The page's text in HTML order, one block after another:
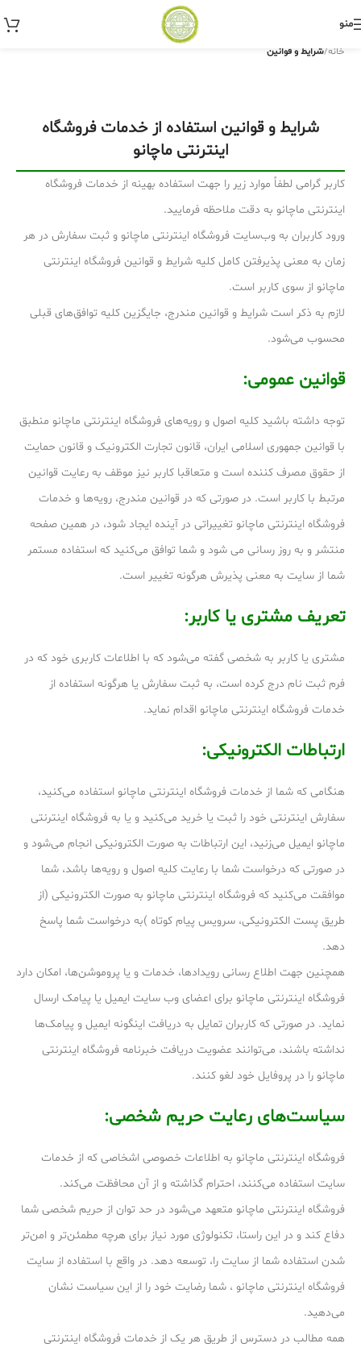
منو
خانه/شرایط و قوانین
شرایط و قوانین استفاده از خدمات فروشگاه
اینترنتی ماچانو
کاربر گرامی لطفاً موارد زیر را جهت استفاده بهینه از خدمات فروشگاه
اینترنتی ماچانو به دقت ملاحظه فرمایید.
ورود کاربران به وب‏‌سایت فروشگاه اینترنتی ماچانو و ثبت سفارش در هر
زمان به معنی پذیرفتن کامل کلیه شرایط و قوانین فروشگاه اینترنتی
ماچانو از سوی کاربر است.
لازم به ذکر است شرایط و قوانین مندرج، جایگزین کلیه توافق‏‌های قبلی
محسوب می‏‌شود.
قوانین عمومی:
توجه داشته باشید کلیه اصول و رویه‏‌های فروشگاه اینترنتی ماچانو منطبق
با قوانین جمهوری اسلامی ایران، قانون تجارت الکترونیک و قانون حمایت
از حقوق مصرف کننده است و متعاقبا کاربر نیز موظف به رعایت قوانین
مرتبط با کاربر است. در صورتی که در قوانین مندرج، رویه‏‌ها و خدمات
فروشگاه اینترنتی ماچانو تغییراتی در آینده ایجاد شود، در همین صفحه
منتشر و به روز رسانی می شود و شما توافق می‏‌کنید که استفاده مستمر
شما از سایت به معنی پذیرش هرگونه تغییر است.
تعریف مشتری یا کاربر:
مشتری یا کاربر به شخصی گفته می‌شود که با اطلاعات کاربری خود که در
فرم ثبت نام درج کرده است، به ثبت سفارش یا هرگونه استفاده از
خدمات فروشگاه اینترنتی ماچانو اقدام نماید.
ارتباطات الکترونیکی:
هنگامی که شما از خدمات فروشگاه اینترنتی ماچانو استفاده می‏‌کنید،
سفارش اینترنتی خود را ثبت یا خرید می‏‌کنید و یا به فروشگاه اینترنتی
ماچانو ایمیل می‏‌زنید، این ارتباطات به صورت الکترونیکی انجام می‏‌شود و
در صورتی که درخواست شما با رعایت کلیه اصول و رویه‏‌ها باشد، شما
موافقت می‌‏کنید که فروشگاه اینترنتی ماچانو به صورت الکترونیکی (از
طریق پست الکترونیکی، سرویس پیام کوتاه )به درخواست شما پاسخ
دهد.
همچنین جهت اطلاع رسانی رویدادها، خدمات و یا پروموشن‌ها، امکان دارد
فروشگاه اینترنتی ماچانو برای اعضای وب سایت ایمیل یا پیامک ارسال
نماید. در صورتی که کاربران تمایل به دریافت اینگونه ایمیل و پیامک‌ها
نداشته باشند، می‌توانند عضویت دریافت خبرنامه فروشگاه اینترنتی
ماچانو را در پروفایل خود لغو کنند.
سیاست‏‌های رعایت حریم شخصی:
فروشگاه اینترنتی ماچانو به اطلاعات خصوصی اشخاصى که از خدمات
سایت استفاده می‏‌کنند، احترام گذاشته و از آن محافظت می‏‌کند.
فروشگاه اینترنتی ماچانو متعهد می‏‌شود در حد توان از حریم شخصی شما
دفاع کند و در این راستا، تکنولوژی مورد نیاز برای هرچه مطمئن‏‌تر و امن‏‌تر
شدن استفاده شما از سایت را، توسعه دهد. در واقع با استفاده از سایت
فروشگاه اینترنتی ماچانو ، شما رضایت خود را از این سیاست نشان
می‏‌دهید.
همه مطالب در دسترس از طریق هر یک از خدمات فروشگاه اینترنتی